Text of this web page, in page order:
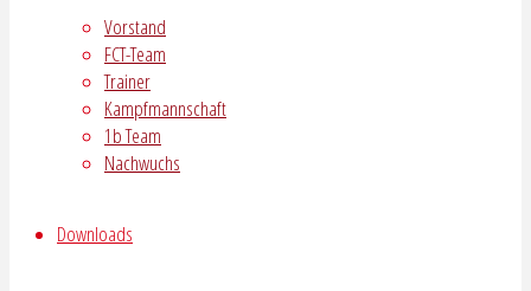
Vorstand
FCT-Team
Trainer
Kampfmannschaft
1b Team
Nachwuchs
Downloads